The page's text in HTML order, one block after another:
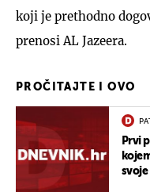
koji je prethodno
prenosi AL Jazeera.
PROČITAJTE I OVO
Prvi